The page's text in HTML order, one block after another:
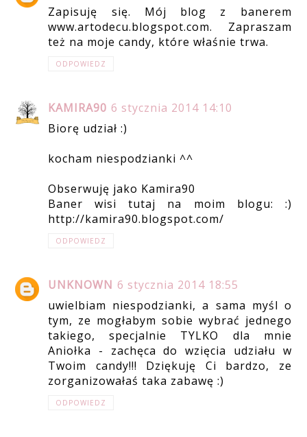
Zapisuję się. Mój blog z banerem
www.artodecu.blogspot.com. Zapraszam
też na moje candy, które właśnie trwa.
ODPOWIEDZ
KAMIRA90 6 stycznia 2014 14:10
Biorę udział :)
kocham niespodzianki ^^
Obserwuję jako Kamira90
Baner wisi tutaj na moim blogu: :)
http://kamira90.blogspot.com/
ODPOWIEDZ
UNKNOWN 6 stycznia 2014 18:55
uwielbiam niespodzianki, a sama myśl o
tym, ze mogłabym sobie wybrać jednego
takiego, specjalnie TYLKO dla mnie
Aniołka - zachęca do wzięcia udziału w
Twoim candy!!! Dziękuję Ci bardzo, ze
zorganizowałaś taka zabawę :)
ODPOWIEDZ